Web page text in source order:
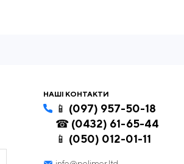
НАШІ КОНТАКТИ
📱 (097) 957-50-18
☎ (0432) 61-65-44
📱 (050) 012-01-11